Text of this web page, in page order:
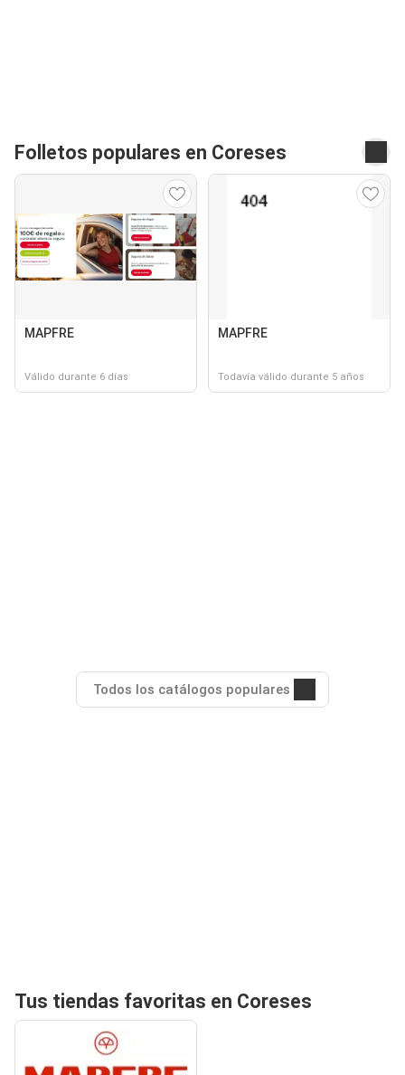
Folletos populares en Coreses
MAPFRE
Válido durante 6 días
MAPFRE
Todavía válido durante 5 años
Todos los catálogos populares
Tus tiendas favoritas en Coreses